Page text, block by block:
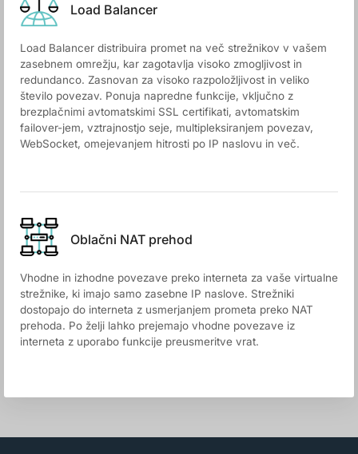
Load Balancer
Load Balancer distribuira promet na več strežnikov v vašem
zasebnem omrežju, kar zagotavlja visoko zmogljivost in
redundanco. Zasnovan za visoko razpoložljivost in veliko
število povezav. Ponuja napredne funkcije, vključno z
brezplačnimi avtomatskimi SSL certifikati, avtomatskim
failover-jem, vztrajnostjo seje, multipleksiranjem povezav,
WebSocket, omejevanjem hitrosti po IP naslovu in več.
Oblačni NAT prehod
Vhodne in izhodne povezave preko interneta za vaše virtualne
strežnike, ki imajo samo zasebne IP naslove. Strežniki
dostopajo do interneta z usmerjanjem prometa preko NAT
prehoda. Po želji lahko prejemajo vhodne povezave iz
interneta z uporabo funkcije preusmeritve vrat.